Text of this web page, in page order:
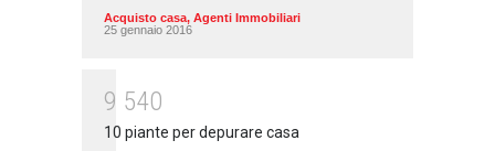
Acquisto casa, Agenti Immobiliari
25 gennaio 2016
9 540
10 piante per depurare casa